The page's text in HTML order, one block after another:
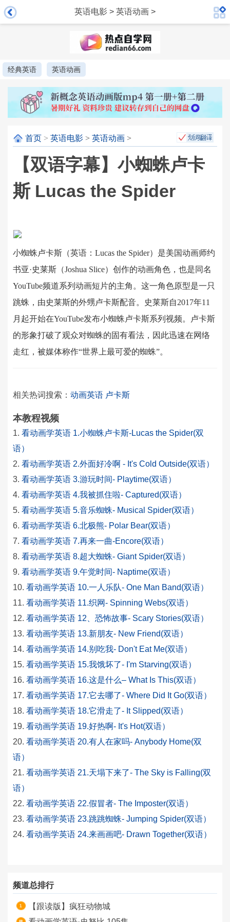
英语电影 > 英语动画 >
经典英语 英语动画
首页 > 英语电影 > 英语动画 >
【双语字幕】小蜘蛛卢卡
斯 Lucas the Spider
小蜘蛛卢卡斯（英语：Lucas the Spider）是美国动画师约
书亚·史莱斯（Joshua Slice）创作的动画角色，也是同名
YouTube频道系列动画短片的主角。这一角色原型是一只
跳蛛，由史莱斯的外甥卢卡斯配音。史莱斯自2017年11
月起开始在YouTube发布小蜘蛛卢卡斯系列视频。卢卡斯
的形象打破了观众对蜘蛛的固有看法，因此迅速在网络
走红，被媒体称作“世界上最可爱的蜘蛛”。
相关热词搜索： 动画英语 卢卡斯
本教程视频
看动画学英语 1.小蜘蛛卢卡斯-Lucas the Spider(双
语）
看动画学英语 2.外面好冷啊 - It's Cold Outside(双语）
看动画学英语 3.游玩时间- Playtime(双语）
看动画学英语 4.我被抓住啦- Captured(双语）
看动画学英语 5.音乐蜘蛛- Musical Spider(双语）
看动画学英语 6.北极熊- Polar Bear(双语）
看动画学英语 7.再来一曲-Encore(双语）
看动画学英语 8.超大蜘蛛- Giant Spider(双语）
看动画学英语 9.午觉时间- Naptime(双语）
看动画学英语 10.一人乐队- One Man Band(双语）
看动画学英语 11.织网- Spinning Webs(双语）
看动画学英语 12、恐怖故事- Scary Stories(双语）
看动画学英语 13.新朋友- New Friend(双语）
看动画学英语 14.别吃我- Don't Eat Me(双语）
看动画学英语 15.我饿坏了- I'm Starving(双语）
看动画学英语 16.这是什么– What Is This(双语）
看动画学英语 17.它去哪了- Where Did It Go(双语）
看动画学英语 18.它滑走了- It Slipped(双语）
看动画学英语 19.好热啊- It's Hot(双语）
看动画学英语 20.有人在家吗- Anybody Home(双
语）
看动画学英语 21.天塌下来了- The Sky is Falling(双
语）
看动画学英语 22.假冒者- The Imposter(双语）
看动画学英语 23.跳跳蜘蛛- Jumping Spider(双语）
看动画学英语 24.来画画吧- Drawn Together(双语）
频道总排行
【跟读版】疯狂动物城